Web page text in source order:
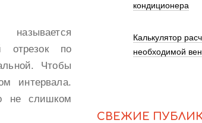
отрезок по
Чтобы
интервала.
не слишком
кондиционера
Калькулятор
необходимой
СВЕЖИЕ